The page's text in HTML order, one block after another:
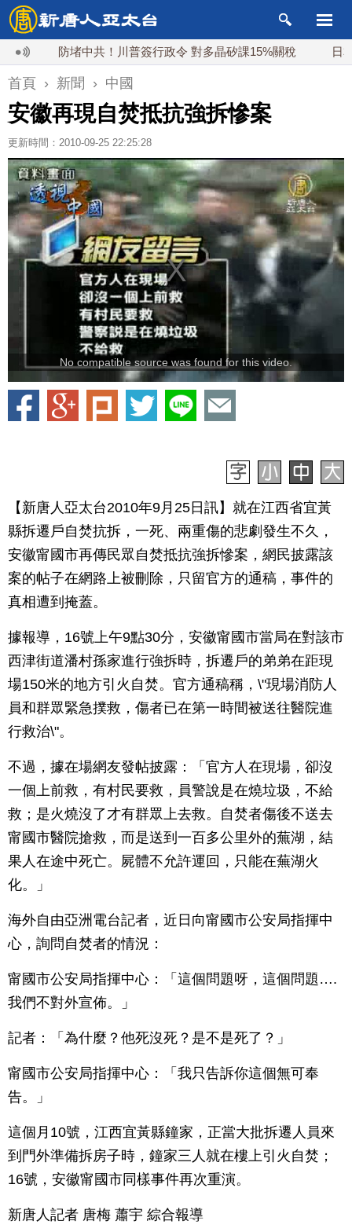
防堵中共！川普簽行政令 對多晶矽課15%關稅 日本氣
首頁 › 新聞 › 中國
安徽再現自焚抵抗強拆慘案
更新時間：2010-09-25 22:25:28
No compatible source was found for this video.
【新唐人亞太台2010年9月25日訊】就在江西省宜黃
縣拆遷戶自焚抗拆，一死、兩重傷的悲劇發生不久，
安徽甯國市再傳民眾自焚抵抗強拆慘案，網民披露該
案的帖子在網路上被刪除，只留官方的通稿，事件的
真相遭到掩蓋。
據報導，16號上午9點30分，安徽甯國市當局在對該市
西津街道潘村孫家進行強拆時，拆遷戶的弟弟在距現
場150米的地方引火自焚。官方通稿稱，\"現場消防人
員和群眾緊急撲救，傷者已在第一時間被送往醫院進
行救治\"。
不過，據在場網友發帖披露：「官方人在現場，卻沒
一個上前救，有村民要救，員警說是在燒垃圾，不給
救；是火燒沒了才有群眾上去救。自焚者傷後不送去
甯國市醫院搶救，而是送到一百多公里外的蕪湖，結
果人在途中死亡。屍體不允許運回，只能在蕪湖火
化。」
海外自由亞洲電台記者，近日向甯國市公安局指揮中
心，詢問自焚者的情況：
甯國市公安局指揮中心：「這個問題呀，這個問題….
我們不對外宣佈。」
記者：「為什麼？他死沒死？是不是死了？」
甯國市公安局指揮中心：「我只告訴你這個無可奉
告。」
這個月10號，江西宜黃縣鐘家，正當大批拆遷人員來
到門外準備拆房子時，鐘家三人就在樓上引火自焚；
16號，安徽甯國市同樣事件再次重演。
新唐人記者 唐梅 蕭宇 綜合報導